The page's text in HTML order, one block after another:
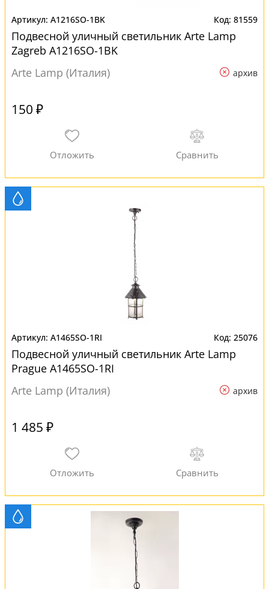
A1216SO-1BK 81559
Подвесной уличный светильник Arte Lamp
Zagreb A1216SO-1BK
Arte Lamp (Италия)
архив
150 ₽
A1465SO-1RI 25076
Подвесной уличный светильник Arte Lamp
Prague A1465SO-1RI
Arte Lamp (Италия)
архив
1 485 ₽